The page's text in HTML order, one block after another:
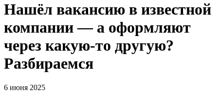
Нашёл вакансию в известной
компании — а оформляют
через какую-то другую?
Разбираемся
6 июня 2025